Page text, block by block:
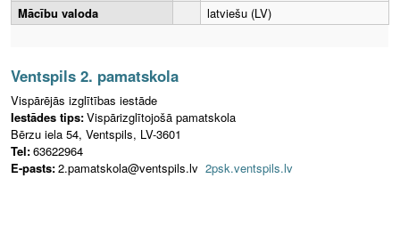
Mācību valoda
latviešu (LV)
Ventspils 2. pamatskola
Vispārējās izglītības iestāde
Iestādes tips:Vispārizglītojošā pamatskola
Bērzu iela 54, Ventspils, LV-3601
Tel:63622964
E-pasts:2.pamatskola@ventspils.lv 2psk.ventspils.lv